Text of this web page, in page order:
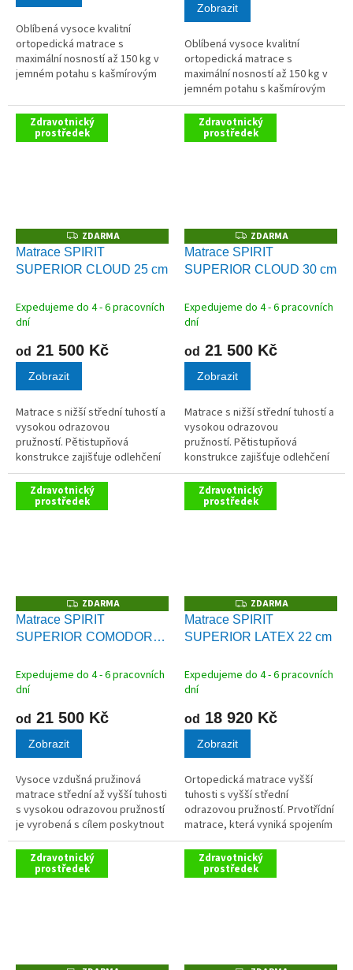
Oblíbená vysoce kvalitní
ortopedická matrace s
maximální nosností až 150 kg v
jemném potahu s kašmírovým
LENOŠEK ZDARMA
Zobrazit
Oblíbená vysoce kvalitní
ortopedická matrace s
maximální nosností až 150 kg v
jemném potahu s kašmírovým
vláknem. AKCE polštář VISCO
LENOŠEK ZDARMA
Zdravotnický
prostředek
Z
D
A
R
ZDARMA
Matrace SPIRIT
SUPERIOR CLOUD 25 cm
Expedujeme do 4 - 6 pracovních
dní
od 21 500 Kč
Zobrazit
Matrace s nižší střední tuhostí a
vysokou odrazovou
pružností. Pětistupňová
konstrukce zajišťuje odlehčení
těla a pohodlí bez ztráty
podpory.
Zdravotnický
prostředek
Z
D
A
R
ZDARMA
Matrace SPIRIT
SUPERIOR CLOUD 30 cm
Expedujeme do 4 - 6 pracovních
dní
od 21 500 Kč
Zobrazit
Matrace s nižší střední tuhostí a
vysokou odrazovou
pružností. Pětistupňová
konstrukce zajišťuje odlehčení
těla a pohodlí bez ztráty
podpory.
Zdravotnický
prostředek
Z
D
A
R
ZDARMA
Matrace SPIRIT
SUPERIOR COMODORE
Expedujeme do 4 - 6 pracovních
dní
od 21 500 Kč
Zobrazit
Vysoce vzdušná pružinová
matrace střední až vyšší tuhosti
s vysokou odrazovou pružností
je vyrobená s cílem poskytnout
každému bodu na Vašem těle
současně úlevu i podporu.
Zdravotnický
prostředek
Z
D
A
R
ZDARMA
Matrace SPIRIT
SUPERIOR LATEX 22 cm
Expedujeme do 4 - 6 pracovních
dní
od 18 920 Kč
Zobrazit
Ortopedická matrace vyšší
tuhosti s vyšší střední
odrazovou pružností. Prvotřídní
matrace, která vyniká spojením
pružnosti, paměťového efektu
a mimořádného komfortu.
Zdravotnický
prostředek
Zdravotnický
prostředek